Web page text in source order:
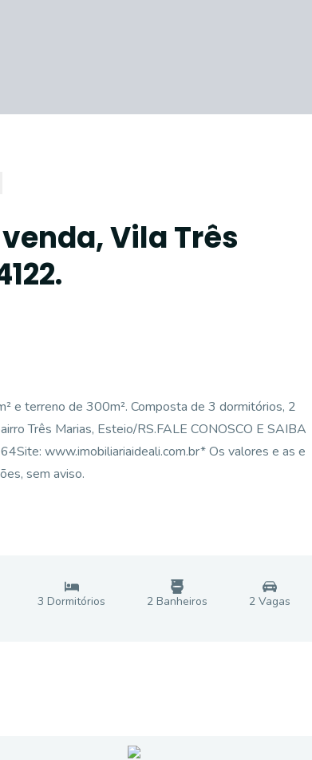
Vila Três
e terreno de 300m². Composta de 3 dormitórios, 2
Três Marias, Esteio/RS.FALE CONOSCO E SAIBA
www.imobiliariaideali.com.br* Os valores e as e
sem aviso.
3 Dormitórios 2 Banheiros 2 Vagas